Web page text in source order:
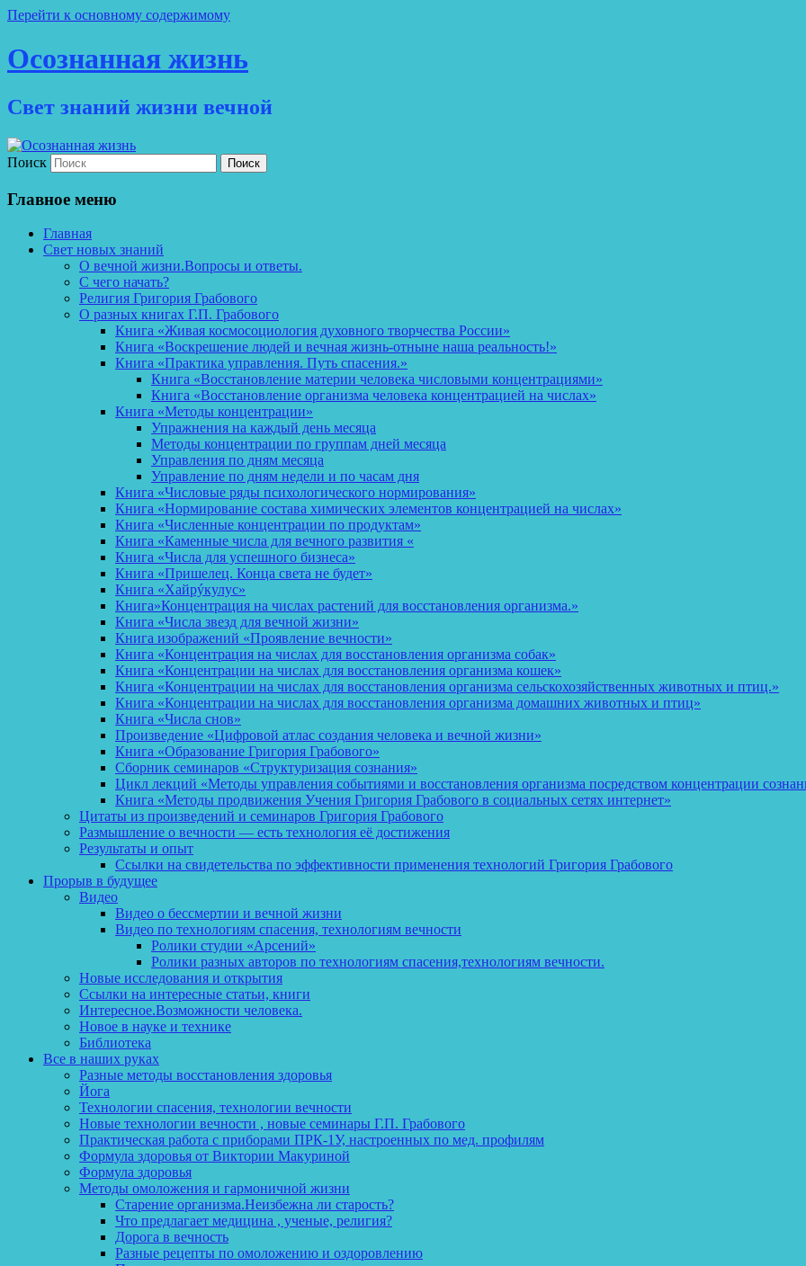
Перейти к основному содержимому
Осознанная жизнь
Свет знаний жизни вечной
Поиск
Главное меню
Главная
Свет новых знаний
О вечной жизни.Вопросы и ответы.
С чего начать?
Религия Григория Грабового
О разных книгах Г.П. Грабового
Книга «Живая космосоциология духовного творчества России»
Книга «Воскрешение людей и вечная жизнь-отныне наша реальность!»
Книга «Практика управления. Путь спасения.»
Книга «Восстановление материи человека числовыми концентрациями»
Книга «Восстановление организма человека концентрацией на числах»
Книга «Методы концентрации»
Упражнения на каждый день месяца
Методы концентрации по группам дней месяца
Управления по дням месяца
Управление по дням недели и по часам дня
Книга «Числовые ряды психологического нормирования»
Книга «Нормирование состава химических элементов концентрацией на числах»
Книга «Численные концентрации по продуктам»
Книга «Каменные числа для вечного развития «
Книга «Числа для успешного бизнеса»
Книга «Пришелец. Конца света не будет»
Книга «Хайрýкулус»
Книга»Концентрация на числах растений для восстановления организма.»
Книга «Числа звезд для вечной жизни»
Книга изображений «Проявление вечности»
Книга «Концентрация на числах для восстановления организма собак»
Книга «Концентрации на числах для восстановления организма кошек»
Книга «Концентрации на числах для восстановления организма сельскохозяйственных животных и птиц.»
Книга «Концентрации на числах для восстановления организма домашних животных и птиц»
Книга «Числа снов»
Произведение «Цифровой атлас создания человека и вечной жизни»
Книга «Образование Григория Грабового»
Сборник семинаров «Структуризация сознания»
Цикл лекций «Методы управления событиями и восстановления организма посредством концентрации
Книга «Методы продвижения Учения Григория Грабового в социальных сетях интернет»
Цитаты из произведений и семинаров Григория Грабового
Размышление о вечности — есть технология её достижения
Результаты и опыт
Ссылки на свидетельства по эффективности применения технологий Григория Грабового
Прорыв в будущее
Видео
Видео о бессмертии и вечной жизни
Видео по технологиям спасения, технологиям вечности
Ролики студии «Арсений»
Ролики разных авторов по технологиям спасения,технологиям вечности.
Новые исследования и открытия
Ссылки на интересные статьи, книги
Интересное.Возможности человека.
Новое в науке и технике
Библиотека
Все в наших руках
Разные методы восстановления здоровья
Йога
Технологии спасения, технологии вечности
Новые технологии вечности , новые семинары Г.П. Грабового
Практическая работа с приборами ПРК-1У, настроенных по мед. профилям
Формула здоровья от Виктории Макуриной
Формула здоровья
Методы омоложения и гармоничной жизни
Старение организма.Неизбежна ли старость?
Что предлагает медицина , ученые, религия?
Дорога в вечность
Разные рецепты по омоложению и оздоровлению